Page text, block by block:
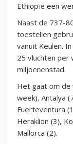
Ethiopïe een
Naast de 737-
toestellen
vanuit Keulen.
25 vluchten per
miljoenenstad.
Het gaat om de
week), Antalya
Fuerteventura
Heraklion (3),
Mallorca (2).